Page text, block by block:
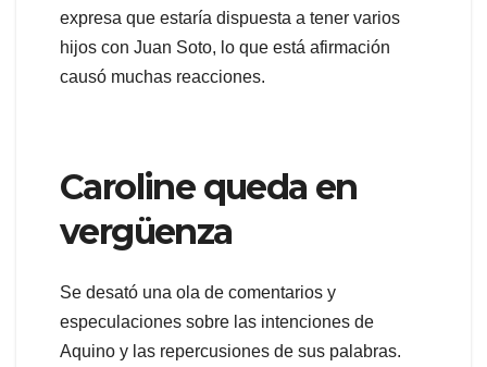
expresa que estaría dispuesta a tener varios
hijos con Juan Soto, lo que está afirmación
causó muchas reacciones.
Caroline queda en
vergüenza
Se desató una ola de comentarios y
especulaciones sobre las intenciones de
Aquino y las repercusiones de sus palabras.